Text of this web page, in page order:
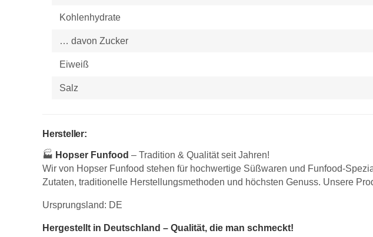
Kohlenhydrate
… davon Zucker
Eiweiß
Salz
Hersteller:
🏭 Hopser Funfood – Tradition & Qualität seit Jahren!
Wir von Hopser Funfood stehen für hochwertige Süßwaren und Funfood-
Zutaten, traditionelle Herstellungsmethoden und höchsten Genuss. Unsere
Ursprungsland: DE
Hergestellt in Deutschland – Qualität, die man schmeckt!